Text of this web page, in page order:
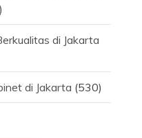
di Jakarta
di Jakarta (530)